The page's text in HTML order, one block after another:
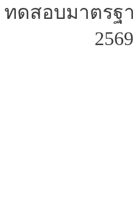
ทดสอบมาตรฐ